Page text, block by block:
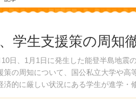
学生支援策の周知
日、1月1日に発生した能登半島地震
策の周知について、国公私立大学や高
済的に厳しい状況にある学生が進学・
に提供するべく周知徹底を求めている